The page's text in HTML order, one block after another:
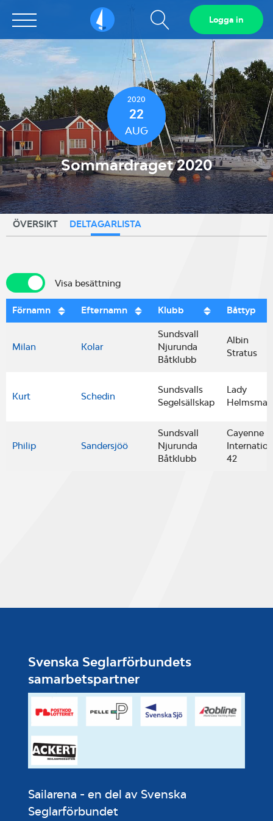
Sailarena Visa
sökfält
Logga in
2020
22
AUG
Sommardraget 2020
ÖVERSIKT DELTAGARLISTA
Visa besättningVisa besättning
Förnamn Efternamn Klubb Båttyp
Milan Kolar
Sundsvall
Njurunda
Båtklubb
Albin
Stratus
Kurt Schedin
Sundsvalls
Segelsällskap
Lady
Helmsman
Philip Sandersjöö
Sundsvall
Njurunda
Båtklubb
Cayenne
42
Svenska Seglarförbundets
samarbetspartner
Sailarena - en del av Svenska
Seglarförbundet